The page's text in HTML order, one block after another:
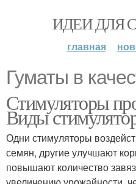
ИДЕИ ДЛЯ
главная
Гуматы в
Стимуляторы
Виды
Одни стимуляторы
семян, другие улучшают
повышают количество